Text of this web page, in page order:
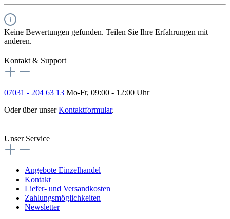
Keine Bewertungen gefunden. Teilen Sie Ihre Erfahrungen mit
anderen.
Kontakt & Support
07031 - 204 63 13 Mo-Fr, 09:00 - 12:00 Uhr
Oder über unserKontaktformular.
Unser Service
Angebote Einzelhandel
Kontakt
Liefer- und Versandkosten
Zahlungsmöglichkeiten
Newsletter